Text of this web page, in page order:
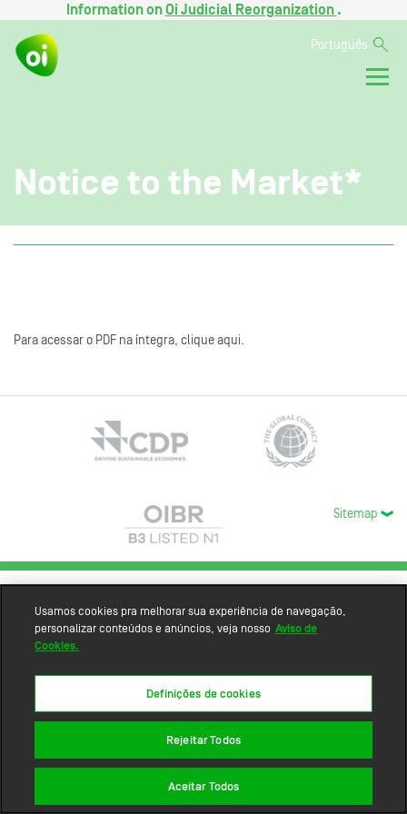
Information onOi Judicial Reorganization .
Português
Notice to the Market*
Para acessar o PDF na íntegra, clique aqui.
Sitemap
Usamos cookies pra melhorar sua experiência de navegação,
personalizar conteúdos e anúncios, veja nosso Aviso de
Cookies.
Definições de cookies
Rejeitar Todos
Aceitar Todos